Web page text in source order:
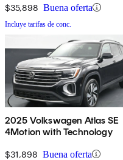
$35,898 Buena oferta
Incluye tarifas de conc.
2025 Volkswagen Atlas SE
4Motion with Technology
$31,898 Buena oferta